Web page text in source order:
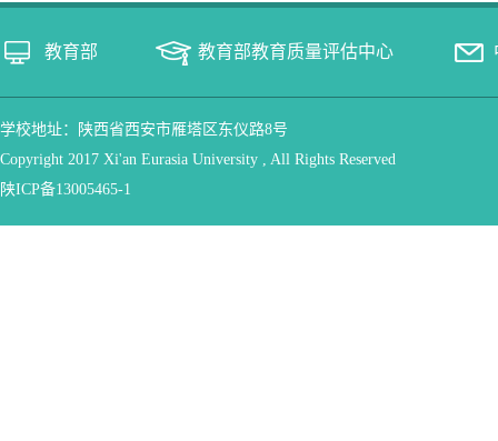
教育部 教育部教育质量评估中心
学校地址：陕西省西安市雁塔区东仪路8号
Copyright 2017 Xi'an Eurasia University , All Rights Reserved
陕ICP备13005465-1